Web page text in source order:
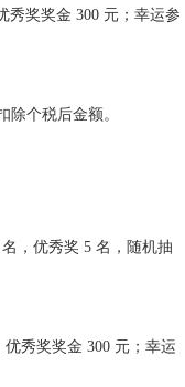
秀奖奖金 300 元；幸运参
个税后金额。
，优秀奖 5 名，随机抽
秀奖奖金 300 元；幸运